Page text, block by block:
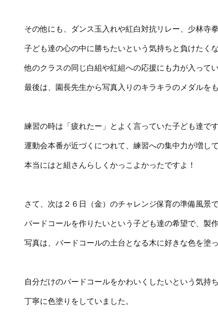
その他にも、ダンス玉入れや紅白対抗リレー、少林寺
子ども達の心の中に勝ちたいという気持ちと負けたく
他のクラスの同じ白組や紅組への応援にも力が入って
最後は、園長先生から写真入りのキラキラのメダルを
練習の時は「疲れたー」とよく言っていた子ども達で
運動会本番が近づくにつれて、練習への集中力が増し
本当にはと組さんらしくかっこよかったですよ！
さて、次は２６日（金）のチャレンジ保育の準備風景
バードコールを作りたいという子ども達の希望で、製
写真は、バードコールの土台となる木に好きな色を塗
自分だけのバードコールをかわいくしたいという気持
丁寧に色塗りをしていました。